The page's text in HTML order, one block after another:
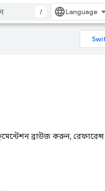
/
ব্রাউজ করুন,